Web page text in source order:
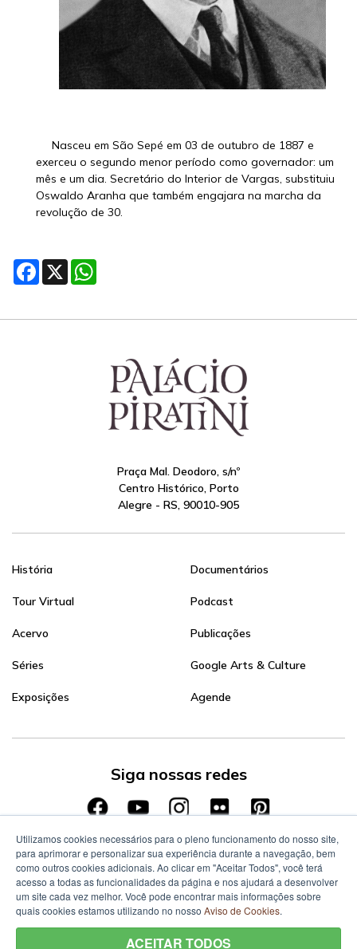
Nasceu em São Sepé em 03 de outubro de 1887 e
exerceu o segundo menor período como governador: um
mês e um dia. Secretário do Interior de Vargas, substituiu
Oswaldo Aranha que também engajara na marcha da
revolução de 30.
Facebook
X
Praça Mal. Deodoro, s/nº
Centro Histórico, Porto
Alegre - RS, 90010-905
História
Tour Virtual
Acervo
Séries
Exposições
Documentários
Podcast
Publicações
Google Arts & Culture
Agende
Siga nossas redes
Utilizamos cookies necessários para o pleno funcionamento do nosso site,
para aprimorar e personalizar sua experiência durante a navegação, bem
como outros cookies adicionais. Ao clicar em "Aceitar Todos", você terá
acesso a todas as funcionalidades da página e nos ajudará a desenvolver
um site cada vez melhor. Você pode encontrar mais informações sobre
quais cookies estamos utilizando no nosso Aviso de Cookies.
ACEITAR TODOS